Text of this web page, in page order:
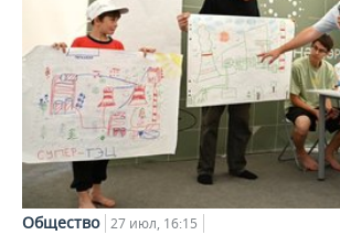
Общество 27 июл, 16:15